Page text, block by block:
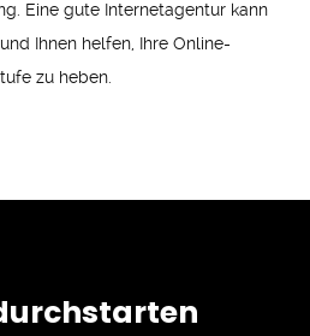
Eine gute Internetagentur kann
Ihnen helfen, Ihre Online-
zu heben.